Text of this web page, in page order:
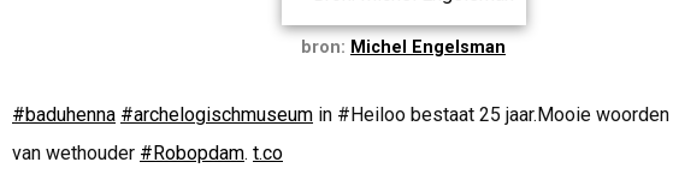
bron: Michel Engelsman
#baduhenna #archelogischmuseum in #Heiloo bestaat 25 jaar.Mooie
van wethouder #Robopdam. t.co